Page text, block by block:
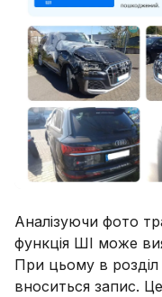
Аналізуючи фото
функція ШІ може
При цьому в
вноситься запис.